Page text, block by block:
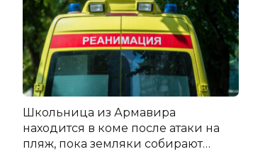
Школьница из Армавира
находится в коме после атаки на
пляж, пока земляки собирают